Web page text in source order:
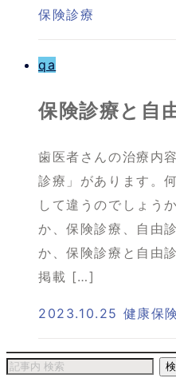
保険診療
qa
保険診療と自
歯医者さんの治療内
診療」があります。
して違うのでしょう
か、保険診療、自由
か、保険診療と自由
掲載 […]
2023.10.25 健康保険